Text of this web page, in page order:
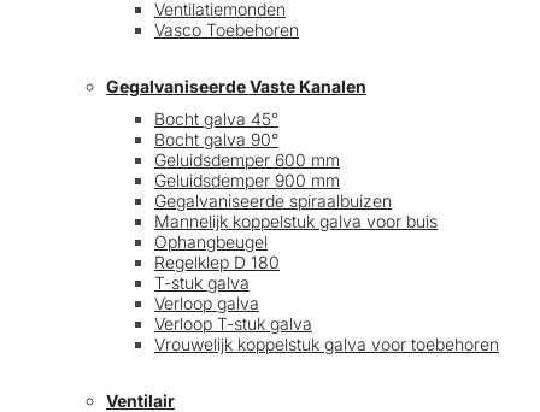
Ventilatiemonden
Vasco Toebehoren
Gegalvaniseerde Vaste Kanalen
Bocht galva 45°
Bocht galva 90°
Geluidsdemper 600 mm
Geluidsdemper 900 mm
Gegalvaniseerde spiraalbuizen
Mannelijk koppelstuk galva voor buis
Ophangbeugel
Regelklep D 180
T-stuk galva
Verloop galva
Verloop T-stuk galva
Vrouwelijk koppelstuk galva voor toebehoren
Ventilair